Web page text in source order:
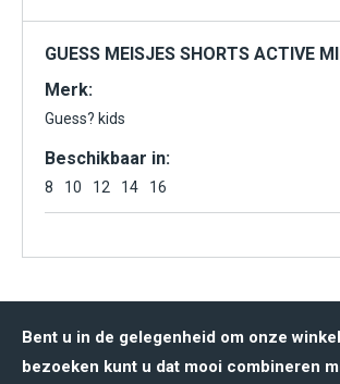
GUESS MEISJES SHORTS ACTIVE
Merk:
Guess? kids
Beschikbaar in:
8 10 12 14 16
Bent u in de gelegenheid om onze
bezoeken kunt u dat mooi combineren